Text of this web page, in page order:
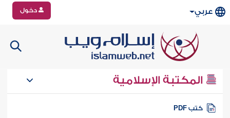
عربي دخول
المكتبة الإسلامية